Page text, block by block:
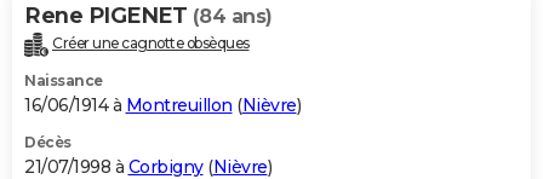
Rene PIGENET (84 ans)
Créer une cagnotte obsèques
Naissance
16/06/1914 à Montreuillon (Nièvre)
Décès
21/07/1998 à Corbigny(Nièvre)